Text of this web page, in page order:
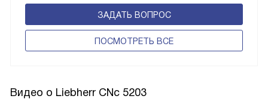
ЗАДАТЬ ВОПРОС
ПОCМОТРЕТЬ ВСЕ
Видео о Liebherr CNc 5203